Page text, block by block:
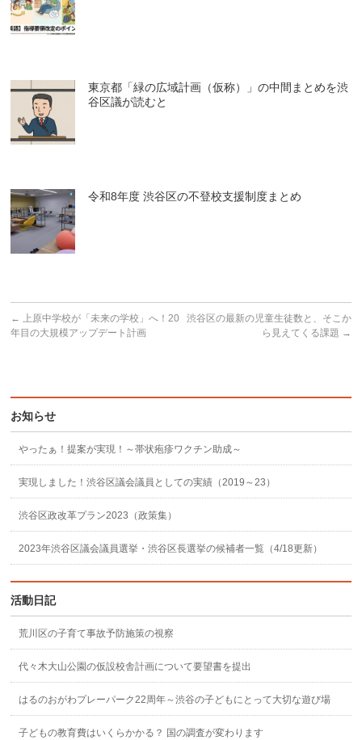
東京都「緑の広域計画（仮称）」の中間まとめを渋
谷区議が読むと
令和8年度 渋谷区の不登校支援制度まとめ
← 上原中学校が「未来の学校」へ！20
年目の大規模アップデート計画
渋谷区の最新の児童生徒数と、そこか
ら見えてくる課題 →
お知らせ
やったぁ！提案が実現！～帯状疱疹ワクチン助成～
実現しました！渋谷区議会議員としての実績（2019～23）
渋谷区政改革プラン2023（政策集）
2023年渋谷区議会議員選挙・渋谷区長選挙の候補者一覧（4/18更新）
活動日記
荒川区の子育て事故予防施策の視察
代々木大山公園の仮設校舎計画について要望書を提出
はるのおがわプレーパーク22周年～渋谷の子どもにとって大切な遊び場
子どもの教育費はいくらかかる？ 国の調査が変わります